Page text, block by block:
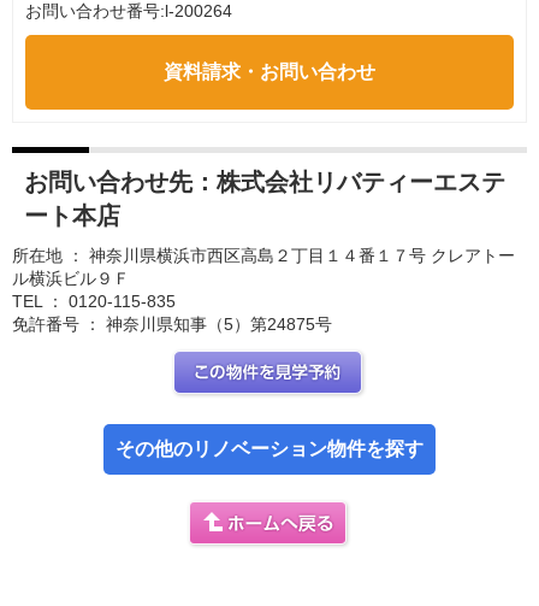
お問い合わせ番号:l-200264
資料請求・お問い合わせ
お問い合わせ先： 株式会社リバティーエステ
ート本店
所在地 ： 神奈川県横浜市西区高島２丁目１４番１７号 クレアトー
ル横浜ビル９Ｆ
TEL ： 0120-115-835
免許番号 ： 神奈川県知事（5）第24875号
その他のリノベーション物件を探す